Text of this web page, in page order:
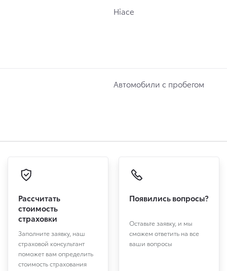
Hiace
Автомобили с пробегом
Рассчитать
стоимость
страховки
Заполните заявку, наш
страховой консультант
поможет вам определить
стоимость страхования
Появились вопросы?
Оставьте заявку, и мы
сможем ответить на все
ваши вопросы